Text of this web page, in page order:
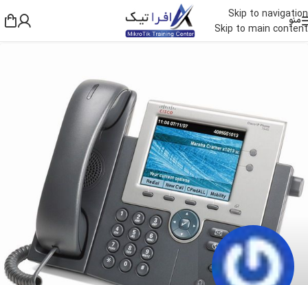
Skip to navigation
Skip to main content
منو